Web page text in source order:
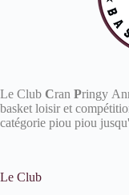
Le Club Cran Pringy
basket loisir et
catégorie piou piou
Le Club